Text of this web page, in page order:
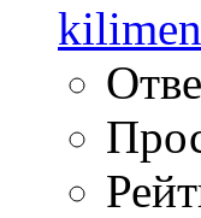
kilimen